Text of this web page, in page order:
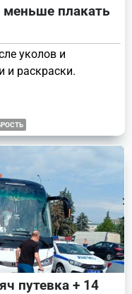
меньше плакать
уколов и
и раскраски.
путевка + 14